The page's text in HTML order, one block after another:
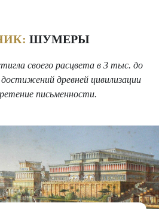
ШУМЕРЫ
своего расцвета в 3 тыс. до
древней цивилизации
письменности.